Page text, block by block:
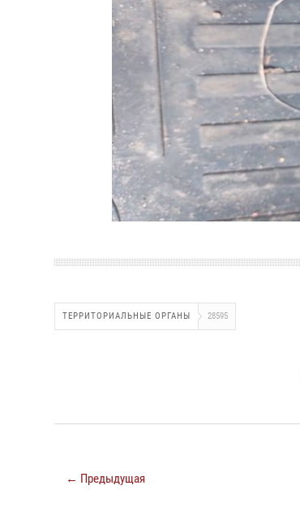
ТЕРРИТОРИАЛЬНЫЕ ОРГАНЫ 28595
← Предыдущая